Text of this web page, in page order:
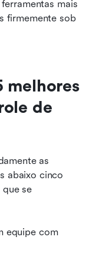
mais
firmemente sob
melhores
de
as
abaixo cinco
que se
equipe com